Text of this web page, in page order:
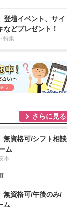
登壇イベント、サイ
などプレゼント！
特集
さらに見る
無資格可/シフト相談
ム
木
無資格可/午後のみ/
ム